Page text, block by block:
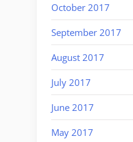
October 2017
September 2017
August 2017
July 2017
June 2017
May 2017